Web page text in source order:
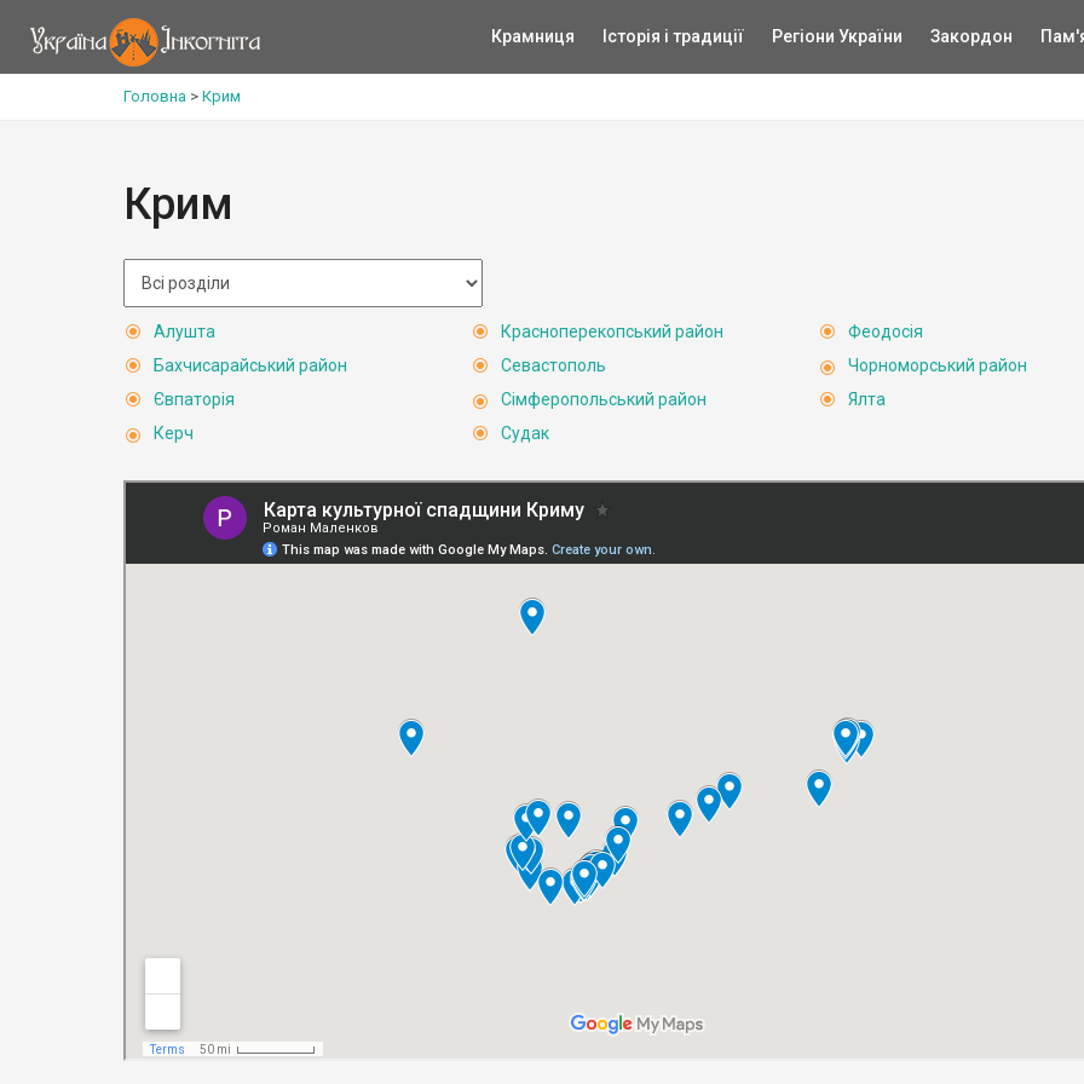
Крамниця Історія і традиції Регіони України Закордон
Головна > Крим
Крим
Алушта
Бахчисарайський район
Євпаторія
Керч
Красноперекопський район
Севастополь
Сімферопольський район
Судак
Феодосія
Чорноморський район
Ялта